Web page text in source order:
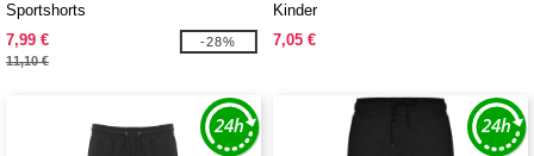
Sportshorts
7,99 €
11,10 €
-28%
Kinder
7,05 €